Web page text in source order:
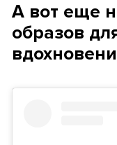
А вот еще
образов